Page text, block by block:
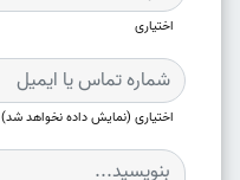
اختیاری
اختیاری (نمایش داده نخواهد شد)